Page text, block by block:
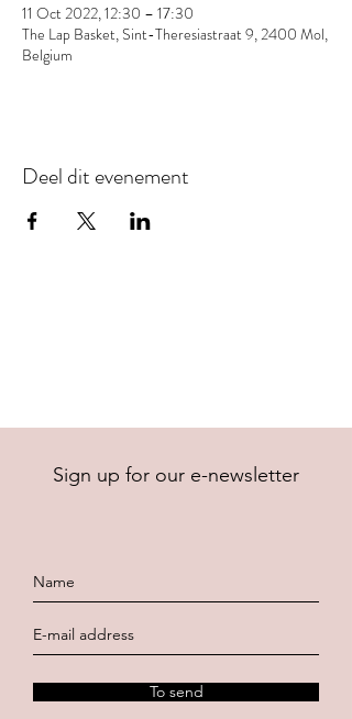
11 Oct 2022, 12:30 – 17:30
The Lap Basket, Sint-Theresiastraat 9, 2400 Mol,
Belgium
Deel dit evenement
Sign up for our e-newsletter
To send